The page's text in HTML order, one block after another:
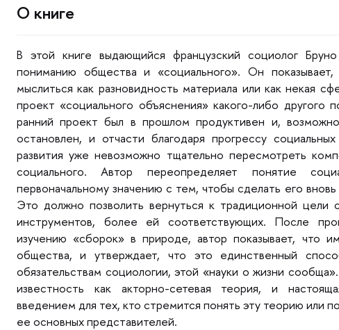
О книге
этой книге выдающийся французский социолог
пониманию общества и «социального». Он
мыслиться как разновидность материала или как некая
проект «социального объяснения» какого-либо другого
ранний проект был в прошлом продуктивен и,
остановлен, и отчасти благодаря прогрессу
развития уже невозможно тщательно пересмотреть
социального. Автор переопределяет понятие
первоначальному значению с тем, чтобы сделать его
Это должно позволить вернуться к традиционной цели
инструментов, более ей соответствующих. После
изучению «сборок» в природе, автор показывает, что
общества, и утверждает, что это единственный
обязательствам социологии, этой «науки о жизни
известность как акторно-сетевая теория, и
едением для тех, кто стремится понять эту теорию или
ее основных представителей.